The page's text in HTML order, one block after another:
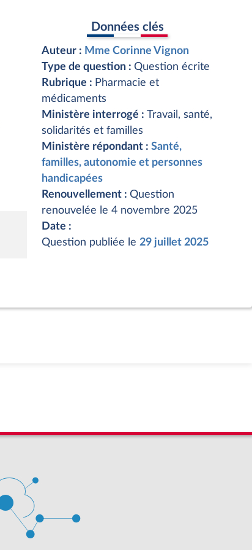
Données clés
Auteur : Mme Corinne Vignon
Type de question : Question écrite
Rubrique : Pharmacie et
médicaments
Ministère interrogé : Travail, santé,
solidarités et familles
Ministère répondant : Santé,
familles, autonomie et personnes
handicapées
Renouvellement : Question
renouvelée le 4 novembre 2025
Date :
Question publiée le 29 juillet 2025